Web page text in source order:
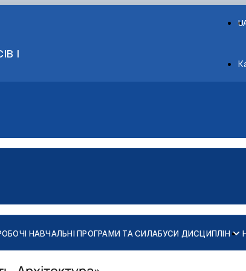
І
конструкцій
НАВЧАЛЬНІ ПРОГРАМИ ТА СИЛАБУСИ ДИСЦИПЛІН